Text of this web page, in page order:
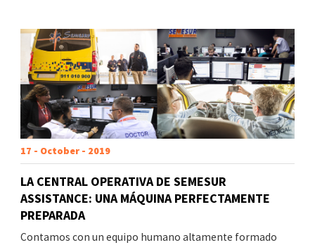
17 - October - 2019
LA CENTRAL OPERATIVA DE SEMESUR
ASSISTANCE: UNA MÁQUINA PERFECTAMENTE
PREPARADA
Contamos con un equipo humano altamente formado